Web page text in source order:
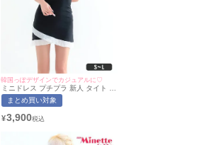
韓国っぽデザインでカジュアルに♡
ミニドレス プチプラ 新人 タイト 半
袖 低身長 谷間 パフスリーブ バイカ
ラー 黒 キャバドレス (林姫奈妙着
イミネット
まとめ買い対象
¥3,900